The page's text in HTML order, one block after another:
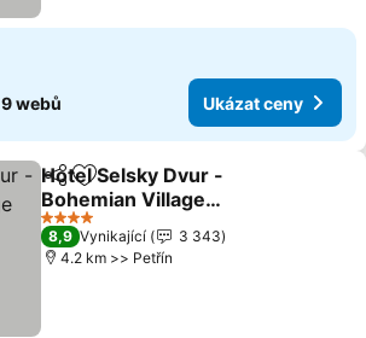
9 webů Ukázat ceny
SdíletPřidat na seznam oblíbených
Hotel Selsky Dvur -
Bohemian Village
Courtyard
Ukázat ceny
4 Počet hvězdiček
8,9 Vynikající
3 343
4.2 km >> Petřín